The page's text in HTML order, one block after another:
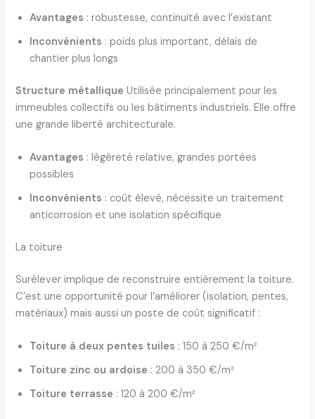
Avantages : robustesse, continuité avec l’existant
Inconvénients : poids plus important, délais de
chantier plus longs
Structure métallique Utilisée principalement pour les
immeubles collectifs ou les bâtiments industriels. Elle offre
une grande liberté architecturale.
Avantages : légèreté relative, grandes portées
possibles
Inconvénients : coût élevé, nécessite un traitement
anticorrosion et une isolation spécifique
La toiture
Surélever implique de reconstruire entièrement la toiture.
C’est une opportunité pour l’améliorer (isolation, pentes,
matériaux) mais aussi un poste de coût significatif :
Toiture à deux pentes tuiles : 150 à 250 €/m²
Toiture zinc ou ardoise : 200 à 350 €/m²
Toiture terrasse : 120 à 200 €/m²